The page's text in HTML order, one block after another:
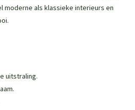
moderne als klassieke interieurs en
uitstraling.